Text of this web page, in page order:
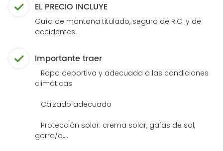
EL PRECIO INCLUYE
Guía de montaña titulado, seguro de R.C. y de
accidentes.
Importante traer
Ropa deportiva y adecuada a las condiciones
climáticas
Calzado adecuado
Protección solar: crema solar, gafas de sol,
gorra/o,...